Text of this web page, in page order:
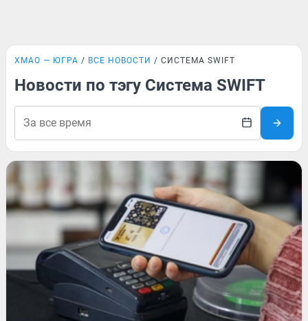
ХМАО — ЮГРА ВСЕ НОВОСТИ СИСТЕМА SWIFT
Новости по тэгу Система SWIFT